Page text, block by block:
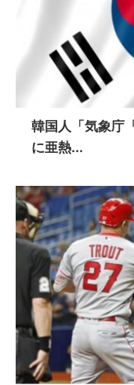
韓国人「気象庁
に亜熱...